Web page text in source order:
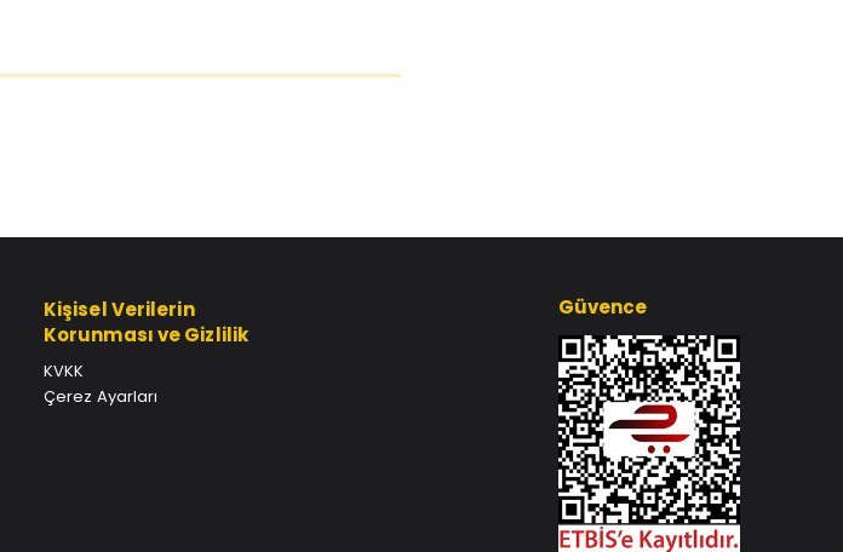
Kişisel Verilerin
Korunması ve Gizlilik
KVKK
Çerez Ayarları
Güvence